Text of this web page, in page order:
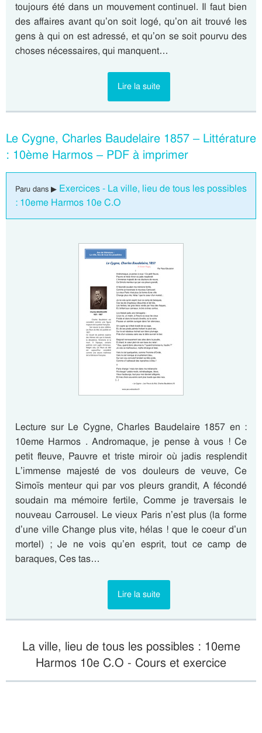
toujours été dans un mouvement continuel. Il faut bien
des affaires avant qu’on soit logé, qu’on ait trouvé les
gens à qui on est adressé, et qu’on se soit pourvu des
choses nécessaires, qui manquent…
Lire la suite
Le Cygne, Charles Baudelaire 1857 – Littérature
: 10ème Harmos – PDF à imprimer
Paru dans ▶ Exercices - La ville, lieu de tous les possibles
: 10eme Harmos 10e C.O
Lecture sur Le Cygne, Charles Baudelaire 1857 en :
10eme Harmos . Andromaque, je pense à vous ! Ce
petit fleuve, Pauvre et triste miroir où jadis resplendit
L’immense majesté de vos douleurs de veuve, Ce
Simoïs menteur qui par vos pleurs grandit, A fécondé
soudain ma mémoire fertile, Comme je traversais le
nouveau Carrousel. Le vieux Paris n’est plus (la forme
d’une ville Change plus vite, hélas ! que le coeur d’un
mortel) ; Je ne vois qu’en esprit, tout ce camp de
baraques, Ces tas…
Lire la suite
La ville, lieu de tous les possibles : 10eme
Harmos 10e C.O - Cours et exercice